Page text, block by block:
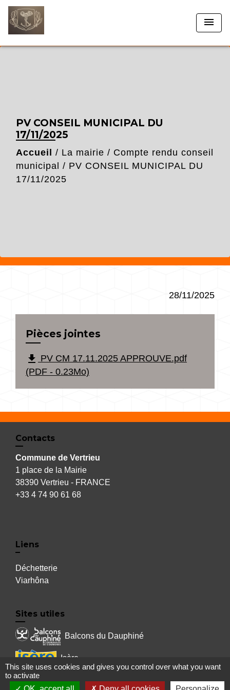
menu
PV CONSEIL MUNICIPAL DU
17/11/2025
Accueil / La mairie / Compte rendu conseil
municipal / PV CONSEIL MUNICIPAL DU
17/11/2025
28/11/2025
Pièces jointes
file_download PV CM 17.11.2025 APPROUVE.pdf
(PDF - 0.23Mo)
Contacts
Commune de Vertrieu
1 place de la Mairie
38390 Vertrieu - FRANCE
+33 4 74 90 61 68
Liens
Déchetterie
Viarhôna
Sites utiles
Balcons du Dauphiné
Isère
Auvergne Rhône Alpes
This site uses cookies and gives you control over what you want
to activate